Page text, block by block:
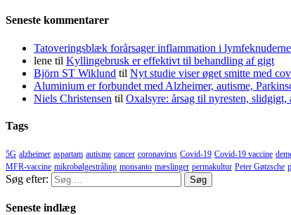
Seneste kommentarer
Tatoveringsblæk forårsager inflammation i
lene til Kyllingebrusk er effektivt til behandling af gigt
Björn ST Wiklund til Nyt studie viser øget smitte med
Aluminium er forbundet med Alzheimer, autisme,
Niels Christensen til Oxalsyre: årsag til nyresten,
Tags
5G alzheimer aspartam autisme cancer coronavirus Covid-19 Covid-19 vaccine
MFR-vaccine mikrobølgestråling monsanto mæslinger permakultur Peter Gøtzsche
Søg efter:
Seneste indlæg